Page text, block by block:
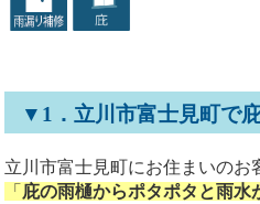
▼1．立川市富士見町で
立川市富士見町にお住まいのお
「 庇の雨樋からポタポタと雨水